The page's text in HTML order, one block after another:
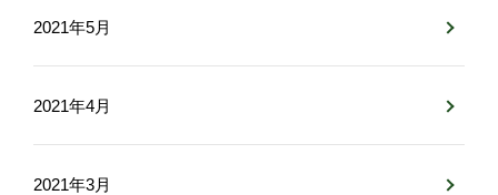
2021年5月
2021年4月
2021年3月